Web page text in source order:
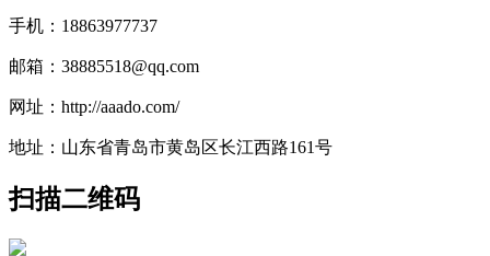
手机：18863977737
邮箱：38885518@qq.com
网址：http://aaado.com/
地址：山东省青岛市黄岛区长江西路161号
扫描二维码